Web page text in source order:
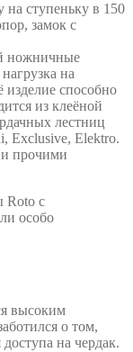
на ступеньку в 150
замок с
ножничные
на
изделие способно
из клеёной
лестниц
Exclusive, Elektro.
прочими
Roto с
особо
высоким
о том,
на чердак.